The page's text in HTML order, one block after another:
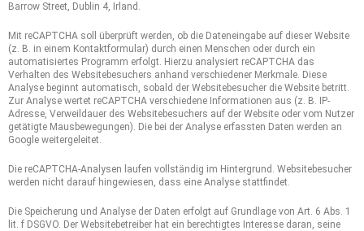
Barrow Street, Dublin 4, Irland.
Mit reCAPTCHA soll überprüft werden, ob die Dateneingabe auf dieser Website
(z. B. in einem Kontaktformular) durch einen Menschen oder durch ein
automatisiertes Programm erfolgt. Hierzu analysiert reCAPTCHA das
Verhalten des Websitebesuchers anhand verschiedener Merkmale. Diese
Analyse beginnt automatisch, sobald der Websitebesucher die Website betritt.
Zur Analyse wertet reCAPTCHA verschiedene Informationen aus (z. B. IP-
Adresse, Verweildauer des Websitebesuchers auf der Website oder vom Nutzer
getätigte Mausbewegungen). Die bei der Analyse erfassten Daten werden an
Google weitergeleitet.
Die reCAPTCHA-Analysen laufen vollständig im Hintergrund. Websitebesucher
werden nicht darauf hingewiesen, dass eine Analyse stattfindet.
Die Speicherung und Analyse der Daten erfolgt auf Grundlage von Art. 6 Abs. 1
lit. f DSGVO. Der Websitebetreiber hat ein berechtigtes Interesse daran, seine